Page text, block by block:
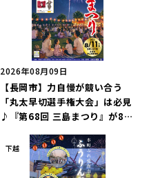
2026年08月09日
【長岡市】力自慢が競い合う
「丸太早切選手権大会」は必見
♪『第68回 三島まつり』が8月
ねライブショー」も楽しもう♪
下越